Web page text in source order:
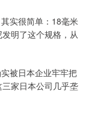
实很简单：18毫米
明了这个规格，从
被日本企业牢牢把
家日本公司几乎垄